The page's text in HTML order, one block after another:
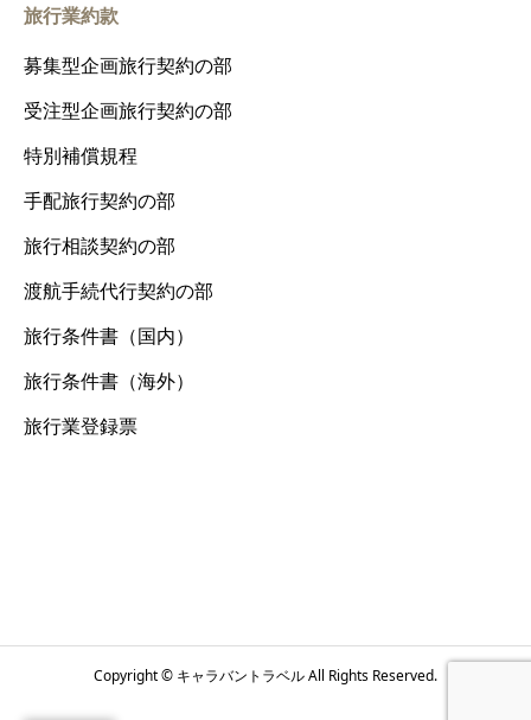
旅行業約款
募集型企画旅行契約の部
受注型企画旅行契約の部
特別補償規程
手配旅行契約の部
旅行相談契約の部
渡航手続代行契約の部
旅行条件書（国内）
旅行条件書（海外）
旅行業登録票
Copyright © キャラバントラベル All Rights Reserved.